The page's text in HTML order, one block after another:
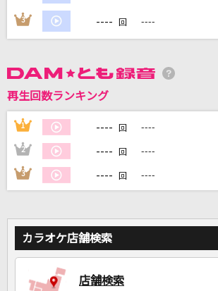
家族や友達と一緒に！練習にも！
3 ---- 回 ----
再生回数ランキング
1 ---- 回 ----
2 ---- 回 ----
3 ---- 回 ----
カラオケ店舗検索
店舗検索